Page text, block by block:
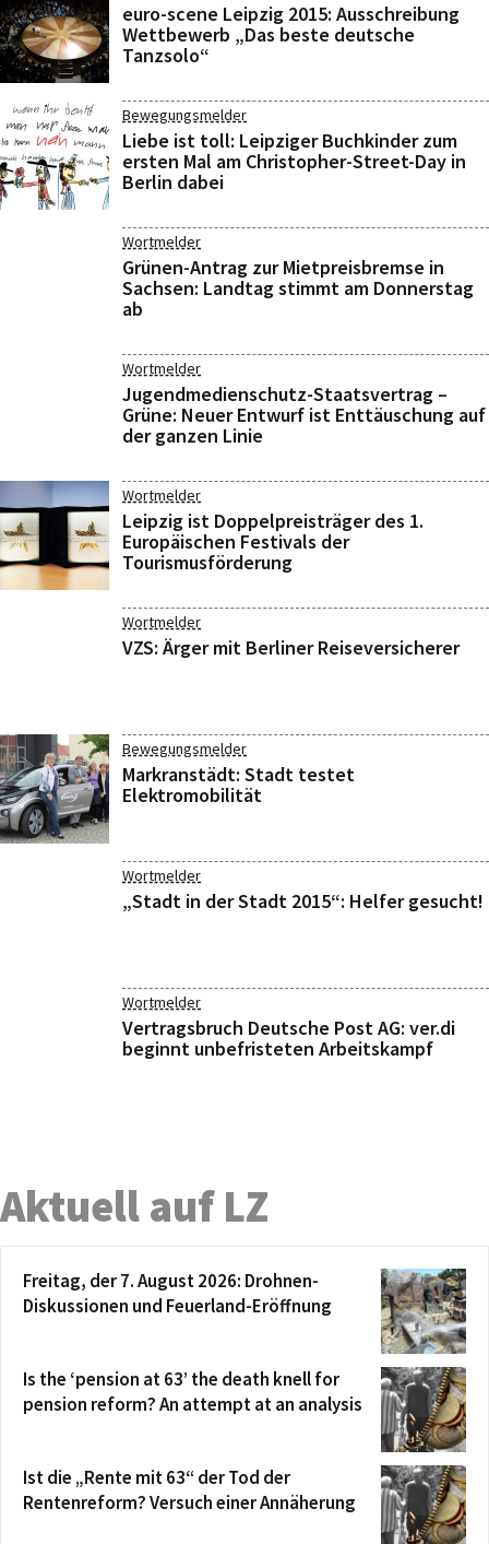
euro-scene Leipzig 2015: Ausschreibung
Wettbewerb „Das beste deutsche
Tanzsolo“
Bewegungsmelder
Liebe ist toll: Leipziger Buchkinder zum
ersten Mal am Christopher-Street-Day in
Berlin dabei
Wortmelder
Grünen-Antrag zur Mietpreisbremse in
Sachsen: Landtag stimmt am Donnerstag
ab
Wortmelder
Jugendmedienschutz-Staatsvertrag –
Grüne: Neuer Entwurf ist Enttäuschung auf
der ganzen Linie
Wortmelder
Leipzig ist Doppelpreisträger des 1.
Europäischen Festivals der
Tourismusförderung
Wortmelder
VZS: Ärger mit Berliner Reiseversicherer
Bewegungsmelder
Markranstädt: Stadt testet
Elektromobilität
Wortmelder
„Stadt in der Stadt 2015“: Helfer gesucht!
Wortmelder
Vertragsbruch Deutsche Post AG: ver.di
beginnt unbefristeten Arbeitskampf
Aktuell auf LZ
Freitag, der 7. August 2026: Drohnen-
Diskussionen und Feuerland-Eröffnung
Is the ‘pension at 63’ the death knell for
pension reform? An attempt at an analysis
Ist die „Rente mit 63“ der Tod der
Rentenreform? Versuch einer Annäherung